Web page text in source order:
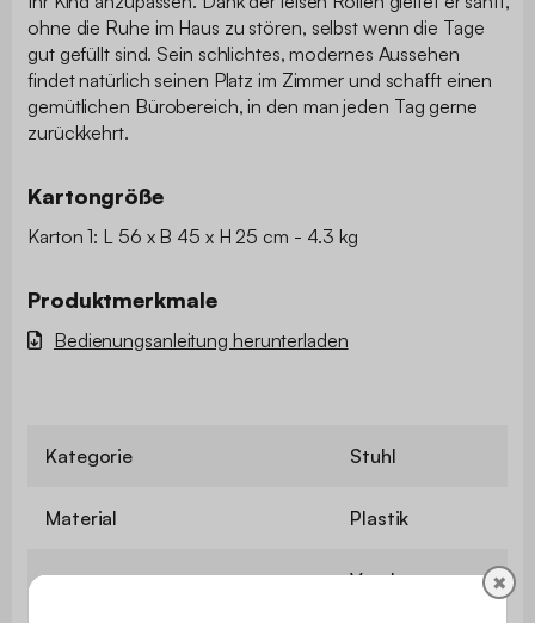
ohne die Ruhe im Haus zu stören, selbst wenn die Tage
gut gefüllt sind. Sein schlichtes, modernes Aussehen
findet natürlich seinen Platz im Zimmer und schafft einen
gemütlichen Bürobereich, in den man jeden Tag gerne
zurückkehrt.
Kartongröße
Karton 1: L 56 x B 45 x H 25 cm - 4.3 kg
Produktmerkmale
Bedienungsanleitung herunterladen
Kategorie Stuhl
Material Plastik
Verchromtes
✖